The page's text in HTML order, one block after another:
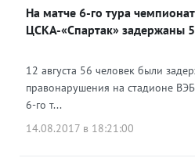
На матче 6-го тура
ЦСКА-«Спартак» задержаны
12 августа 56 человек были
правонарушения на стадионе
6-го т...
14.08.2017 в 18:21:00